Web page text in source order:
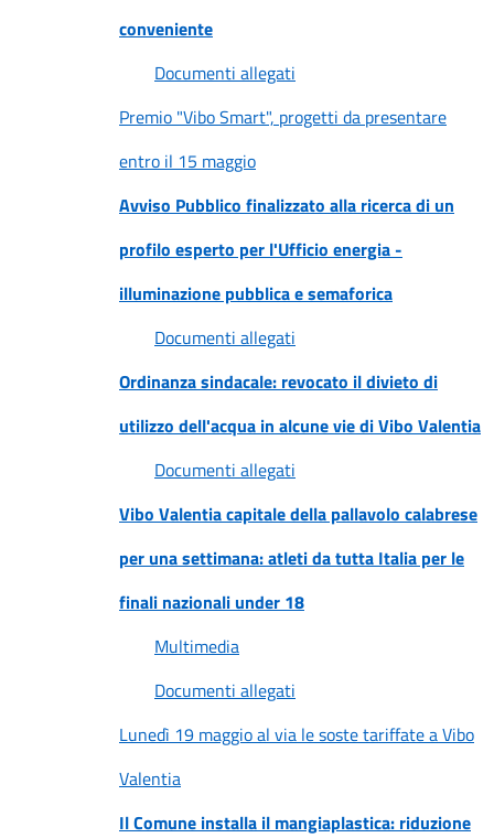
conveniente
Documenti allegati
Premio "Vibo Smart", progetti da presentare
entro il 15 maggio
Avviso Pubblico finalizzato alla ricerca di un
profilo esperto per l'Ufficio energia -
illuminazione pubblica e semaforica
Documenti allegati
Ordinanza sindacale: revocato il divieto di
utilizzo dell'acqua in alcune vie di Vibo Valentia
Documenti allegati
Vibo Valentia capitale della pallavolo calabrese
per una settimana: atleti da tutta Italia per le
finali nazionali under 18
Multimedia
Documenti allegati
Lunedì 19 maggio al via le soste tariffate a Vibo
Valentia
Il Comune installa il mangiaplastica: riduzione